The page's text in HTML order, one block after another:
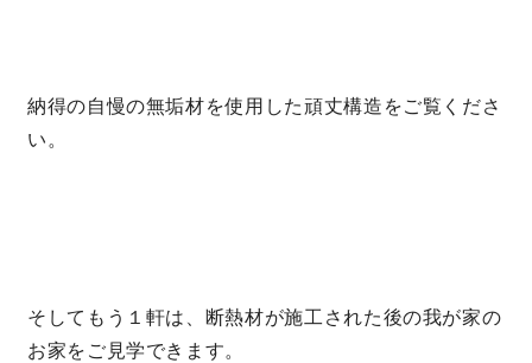
納得の自慢の無垢材を使用した頑丈構造をご覧くださ
い。
そしてもう１軒は、断熱材が施工された後の我が家の
お家をご見学できます。